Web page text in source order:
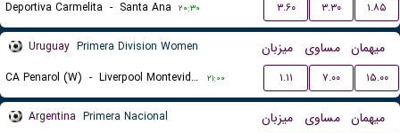
Deportiva Carmelita - Santa Ana ۲۰:۳۰ ۳.۶۰ ۳.۳۰ ۱.۸۵
Uruguay Primera Division Women میزبان مساوی میهمان
CA Penarol (W) - Liverpool Montevideo (W) ۲۱:۰۰ ۱.۱۱ ۷.۰۰ ۱۵.۰۰
Argentina Primera Nacional میزبان مساوی میهمان